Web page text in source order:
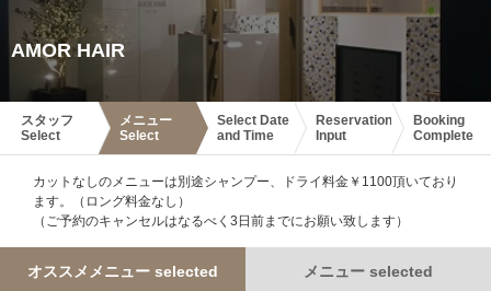
AMOR HAIR
スタッフ
Select
メニュー
Select
Select Date
and Time
Reservation
Input
Booking
Complete
カットなしのメニューは別途シャンプー、ドライ料金￥1100頂いており
ます。（ロング料金なし）
（ご予約のキャンセルはなるべく3日前までにお願い致します）
オススメメニュー selected メニュー selected